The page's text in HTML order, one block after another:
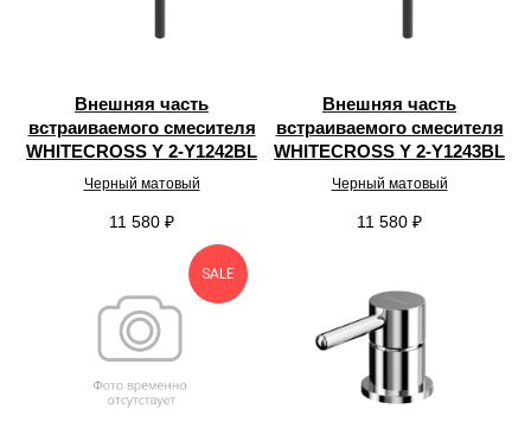
Внешняя часть
встраиваемого смесителя
WHITECROSS Y 2-Y1242BL
Черный матовый
11 580 ₽
Внешняя часть
встраиваемого смесителя
WHITECROSS Y 2-Y1243BL
Черный матовый
11 580 ₽
SALE